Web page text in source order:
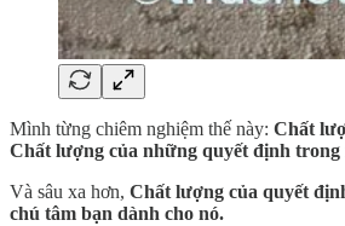
Mình từng chiêm nghiệm thế này: Chất
Chất lượng của những quyết định trong
Và sâu xa hơn, Chất lượng của quyết
chú tâm bạn dành cho nó.